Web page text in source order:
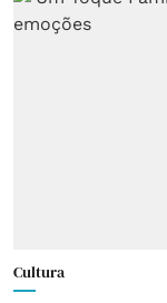
Cultura